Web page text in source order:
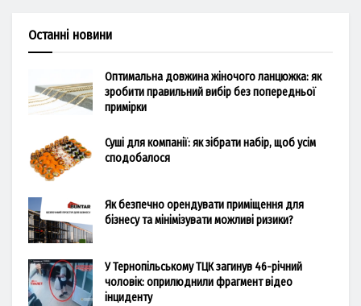
Останні новини
Оптимальна довжина жіночого ланцюжка: як
зробити правильний вибір без попередньої
примірки
Суші для компанії: як зібрати набір, щоб усім
сподобалося
Як безпечно орендувати приміщення для
бізнесу та мінімізувати можливі ризики?
У Тернопільському ТЦК загинув 46-річний
чоловік: оприлюднили фрагмент відео
інциденту